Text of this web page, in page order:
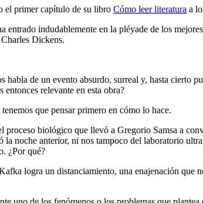
el primer capítulo de su libro Cómo leer literatura a
entrado indudablemente en la pléyade de los
Dickens.
habla de un evento absurdo, surreal y, hasta cierto
relevante en esta obra?
que pensar primero en cómo lo hace.
biológico que llevó a Gregorio Samsa a
noche anterior, ni nos tampoco del laboratorio
¿Por qué?
logra un distanciamiento, una enajenación que